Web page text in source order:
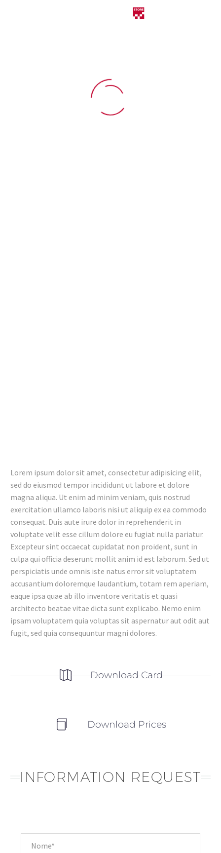
Lorem ipsum dolor sit amet, consectetur adipisicing elit,
sed do eiusmod tempor incididunt ut labore et dolore
magna aliqua. Ut enim ad minim veniam, quis nostrud
exercitation ullamco laboris nisi ut aliquip ex ea commodo
consequat. Duis aute irure dolor in reprehenderit in
voluptate velit esse cillum dolore eu fugiat nulla pariatur.
Excepteur sint occaecat cupidatat non proident, sunt in
culpa qui officia deserunt mollit anim id est laborum. Sed ut
perspiciatis unde omnis iste natus error sit voluptatem
accusantium doloremque laudantium, totam rem aperiam,
eaque ipsa quae ab illo inventore veritatis et quasi
architecto beatae vitae dicta sunt explicabo. Nemo enim
ipsam voluptatem quia voluptas sit aspernatur aut odit aut
fugit, sed quia consequuntur magni dolores.
Download Card
Download Prices
INFORMATION REQUEST